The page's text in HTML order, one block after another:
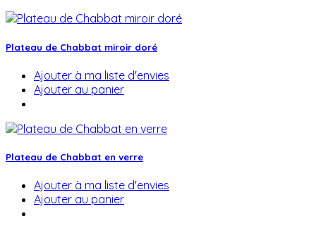
Plateau de Chabbat miroir doré
Ajouter à ma liste d'envies
Ajouter au panier
Plateau de Chabbat en verre
Ajouter à ma liste d'envies
Ajouter au panier